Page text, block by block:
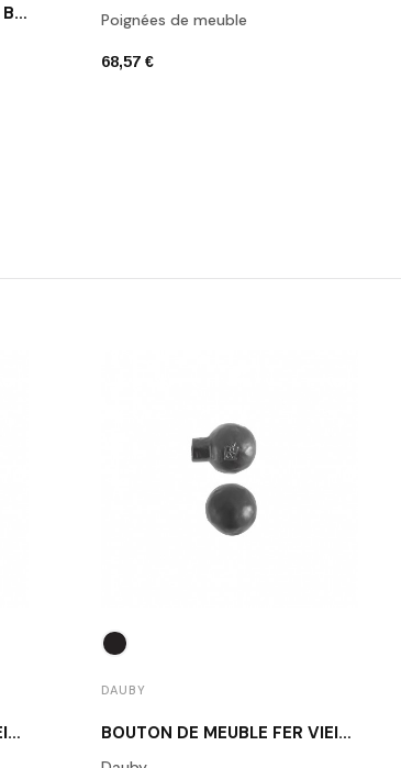
POIGNÉE DE MEUBLE MÉTAL BRUT DAUBY PMQ 96 RM Poignées de meuble
68,57 €
BOUTON DE MEUBLE FER VIEILLI DAUBY PBU 37 VO
DAUBY
BOUTON DE MEUBLE FER VIEILLI DAUBY PT 20 VO